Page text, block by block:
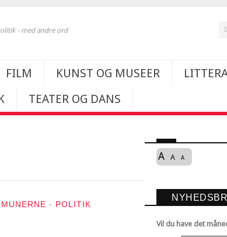
- med andre ord
FILM KUNST OG MUSEER
TEATER OG DANS
· POLITIK
A A A
Vil du have det